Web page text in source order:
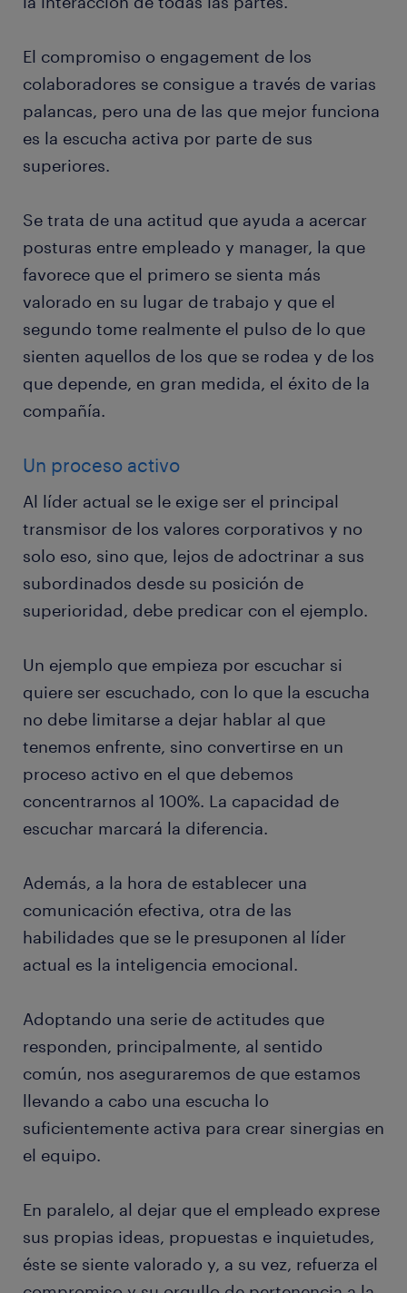
El compromiso o engagement de los
colaboradores se consigue a través de varias
palancas, pero una de las que mejor funciona
es la escucha activa por parte de sus
superiores.
Se trata de una actitud que ayuda a acercar
posturas entre empleado y manager, la que
favorece que el primero se sienta más
valorado en su lugar de trabajo y que el
segundo tome realmente el pulso de lo que
sienten aquellos de los que se rodea y de los
que depende, en gran medida, el éxito de la
compañía.
Un proceso activo
Al líder actual se le exige ser el principal
transmisor de los valores corporativos y no
solo eso, sino que, lejos de adoctrinar a sus
subordinados desde su posición de
superioridad, debe predicar con el ejemplo.
Un ejemplo que empieza por escuchar si
quiere ser escuchado, con lo que la escucha
no debe limitarse a dejar hablar al que
tenemos enfrente, sino convertirse en un
proceso activo en el que debemos
concentrarnos al 100%. La capacidad de
escuchar marcará la diferencia.
Además, a la hora de establecer una
comunicación efectiva, otra de las
habilidades que se le presuponen al líder
actual es la inteligencia emocional.
Adoptando una serie de actitudes que
responden, principalmente, al sentido
común, nos aseguraremos de que estamos
llevando a cabo una escucha lo
suficientemente activa para crear sinergias en
el equipo.
En paralelo, al dejar que el empleado exprese
sus propias ideas, propuestas e inquietudes,
éste se siente valorado y, a su vez, refuerza el